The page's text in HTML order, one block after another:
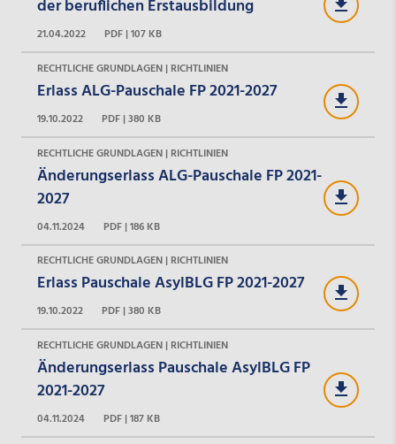
der beruflichen Erstausbildung
21.04.2022
PDF | 107 KB
RECHTLICHE GRUNDLAGEN | RICHTLINIEN
Erlass ALG-Pauschale FP 2021-2027
19.10.2022
PDF | 380 KB
RECHTLICHE GRUNDLAGEN | RICHTLINIEN
Änderungserlass ALG-Pauschale FP 2021-
2027
04.11.2024
PDF | 186 KB
RECHTLICHE GRUNDLAGEN | RICHTLINIEN
Erlass Pauschale AsylBLG FP 2021-2027
19.10.2022
PDF | 380 KB
RECHTLICHE GRUNDLAGEN | RICHTLINIEN
Änderungserlass Pauschale AsylBLG FP
2021-2027
04.11.2024
PDF | 187 KB